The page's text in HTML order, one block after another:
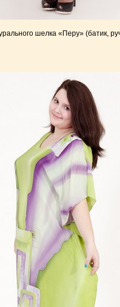
шелка «Перу» (батик,